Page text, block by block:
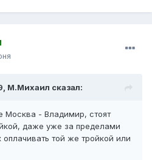
М.Михаил сказал:
Москва - Владимир, стоят
даже уже за пределами
той же тройкой или